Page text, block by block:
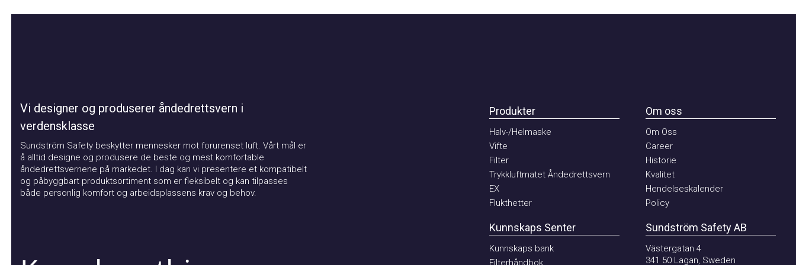
Vi designer og produserer åndedrettsvern i
verdensklasse
Sundström Safety beskytter mennesker mot forurenset luft. Vårt mål er
å alltid designe og produsere de beste og mest komfortable
åndedrettsvernene på markedet. I dag kan vi presentere et kompatibelt
og påbyggbart produktsortiment som er fleksibelt og kan tilpasses
både personlig komfort og arbeidsplassens krav og behov.
Produkter
Halv-/Helmaske
Vifte
Filter
Trykkluftmatet Åndedrettsvern
Flukthetter
Kunnskaps Senter
Kunnskaps bank
Filterhåndbok
Om oss
Om Oss
Career
Historie
Kvalitet
Hendelseskalender
Policy
Sundström Safety AB
Västergatan 4
341 50 Lagan, Sweden